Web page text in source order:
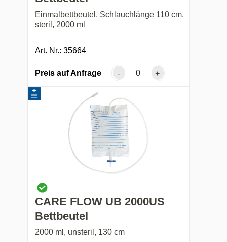
Einmalbettbeutel, Schlauchlänge 110 cm,
steril, 2000 ml
Art. Nr.: 35664
Preis auf Anfrage - +
CARE FLOW UB 2000US
Bettbeutel
2000 ml, unsteril, 130 cm